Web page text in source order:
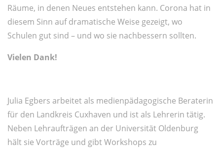
Räume, in denen Neues entstehen kann. Corona hat in
diesem Sinn auf dramatische Weise gezeigt, wo
Schulen gut sind – und wo sie nachbessern sollten.
Vielen Dank!
Julia Egbers arbeitet als medienpädagogische Beraterin
für den Landkreis Cuxhaven und ist als Lehrerin tätig.
Neben Lehraufträgen an der Universität Oldenburg
hält sie Vorträge und gibt Workshops zu